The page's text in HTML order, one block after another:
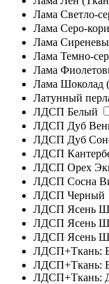
Лама Светло-
Лама Серо-
Лама
Лама Темно-
Лама
Лама Шоколад
Латунный
ЛДСП Белый
ЛДСП Дуб
ЛДСП Дуб
ЛДСП
ЛДСП Орех
ЛДСП Сосна
ЛДСП Черный
ЛДСП Ясень
ЛДСП Ясень
ЛДСП Ясень
ЛДСП+Ткань:
ЛДСП+Ткань:
ЛДСП+Ткань: